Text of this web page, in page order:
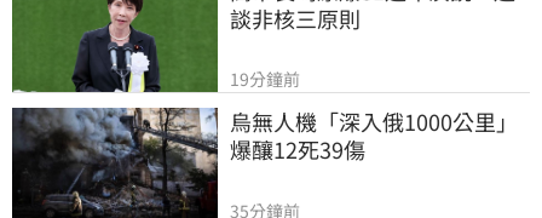
談非核三原則
19分鐘前
烏無人機「深入俄1000公里」
爆釀12死39傷
35分鐘前